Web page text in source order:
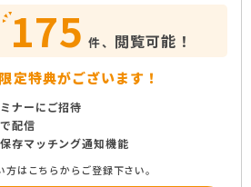
175 件、 閲覧可能！
定特典がございます！
ナーにご招待
配信
存マッチング通知機能
はこちらからご登録下さい。